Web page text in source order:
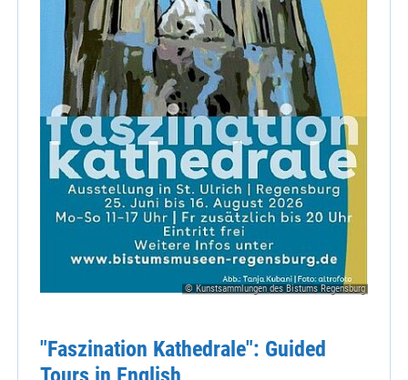
© Kunstsammlungen des Bistums Regensburg
"Faszination Kathedrale": Guided
Tours in English